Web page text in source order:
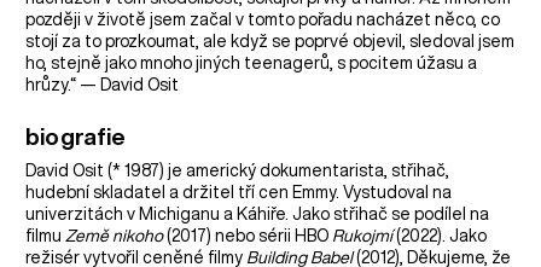
později v životě jsem začal v tomto pořadu nacházet něco, co
stojí za to prozkoumat, ale když se poprvé objevil, sledoval jsem
ho, stejně jako mnoho jiných teenagerů, s pocitem úžasu a
hrůzy.“ — David Osit
biografie
David Osit (* 1987) je americký dokumentarista, střihač,
hudební skladatel a držitel tří cen Emmy. Vystudoval na
univerzitách v Michiganu a Káhiře. Jako střihač se podílel na
filmu Země nikoho(2017) nebo sérii HBO Rukojmí(2022). Jako
režisér vytvořil ceněné filmy Building Babel(2012), Děkujeme, že